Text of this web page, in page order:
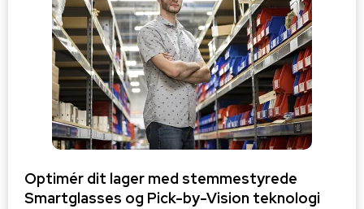
Optimér dit lager med stemmestyrede
Smartglasses og Pick-by-Vision teknologi